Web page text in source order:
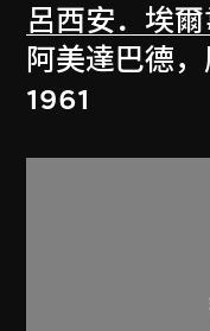
呂西安．埃
阿美達巴德
1961